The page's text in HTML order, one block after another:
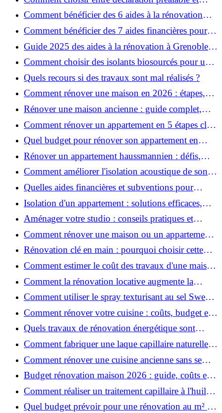
permis de construire pour vos travaux ?
Comment bénéficier des 6 aides à la rénovation
énergétique à Grenoble ?
Comment bénéficier des 7 aides financières pour la
rénovation énergétique à Voiron ?
Guide 2025 des aides à la rénovation à Grenoble et
Voiron : MaPrimeRénov’, CEE, aides locales
Comment choisir des isolants biosourcés pour une
rénovation écologique ?
Quels recours si des travaux sont mal réalisés ?
Comment rénover une maison en 2026 : étapes,
coûts et conseils ?
Rénover une maison ancienne : guide complet,
étapes, budget et astuces
Comment rénover un appartement en 5 étapes clés
?
Quel budget pour rénover son appartement en
2026 ?
Rénover un appartement haussmannien : défis,
conseils pratiques et estimation des prix
Comment améliorer l'isolation acoustique de son
appartement ?
Quelles aides financières et subventions pour
rénover votre appartement en 2026 ?
Isolation d'un appartement : solutions efficaces,
prix et conseils
Aménager votre studio : conseils pratiques et
erreurs à éviter
Comment rénover une maison ou un appartement
avec 50 000 € : budget, étapes et astuces ?
Rénovation clé en main : pourquoi choisir cette
solution et à quoi faire attention ?
Comment estimer le coût des travaux d'une maison
?
Comment la rénovation locative augmente la
rentabilité de votre parc immobilier ?
Comment utiliser le spray texturisant au sel Sweet
Salt pour des cheveux effet plage ?
Comment rénover votre cuisine : coûts, budget et
astuces bois ?
Quels travaux de rénovation énergétique sont
éligibles à MaPrimeRénov' ?
Comment fabriquer une laque capillaire naturelle
maison ?
Comment rénover une cuisine ancienne sans se
ruiner ?
Budget rénovation maison 2026 : guide, coûts et
astuces
Comment réaliser un traitement capillaire à l'huile
maison efficace ?
Quel budget prévoir pour une rénovation au m² en